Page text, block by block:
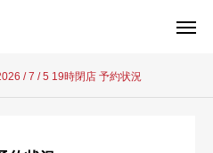
/ 7 / 5 19時閉店 予約状況